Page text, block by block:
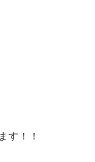
す！！